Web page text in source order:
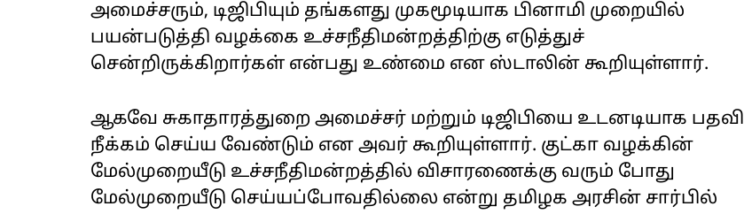
அமைச்சரும், டிஜிபியும் தங்களது முகமூடியாக பினாமி முறையில்
பயன்படுத்தி வழக்கை உச்சநீதிமன்றத்திற்கு எடுத்துச்
சென்றிருக்கிறார்கள் என்பது உண்மை என ஸ்டாலின் கூறியுள்ளார்.
ஆகவே சுகாதாரத்துறை அமைச்சர் மற்றும் டிஜிபியை உடனடியாக பதவி
நீக்கம் செய்ய வேண்டும் என அவர் கூறியுள்ளார். குட்கா வழக்கின்
மேல்முறையீடு உச்சநீதிமன்றத்தில் விசாரணைக்கு வரும் போது
மேல்முறையீடு செய்யப்போவதில்லை என்று தமிழக அரசின் சார்பில்